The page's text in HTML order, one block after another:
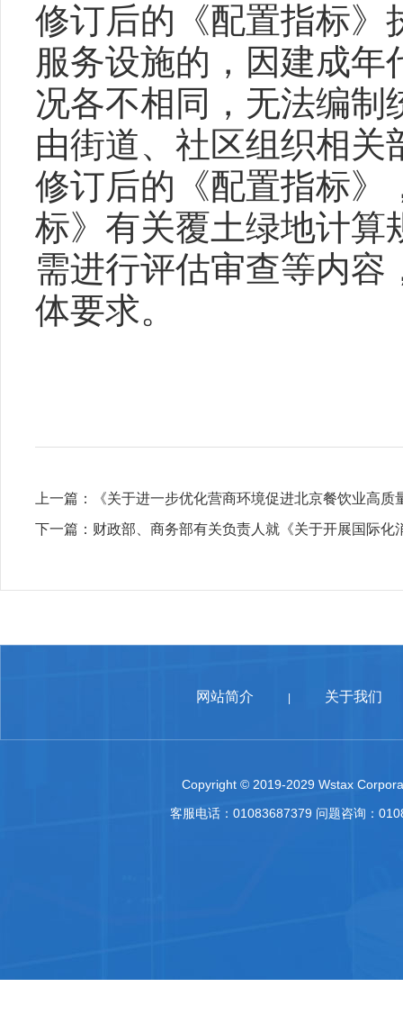
修订后的《配置指标》
服务设施的，因建成
况各不相同，无法编制
由街道、社区组织相
修订后的《配置指标》
标》有关覆土绿地计算
需进行评估审查等内容
体要求。
上一篇：
《关于进一步优化营商环境促进北京餐饮业高
下一篇： 财政部、商务部有关负责人就《关于开展国际
网站简介 关于我们
Copyright © 2019-2029 Wstax
客服电话：01083687379 问题咨询：